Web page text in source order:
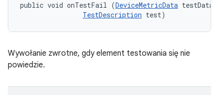
public void onTestFail (DeviceMetricData
TestDescription test)
Wywołanie zwrotne, gdy element testowania się nie
powiedzie.